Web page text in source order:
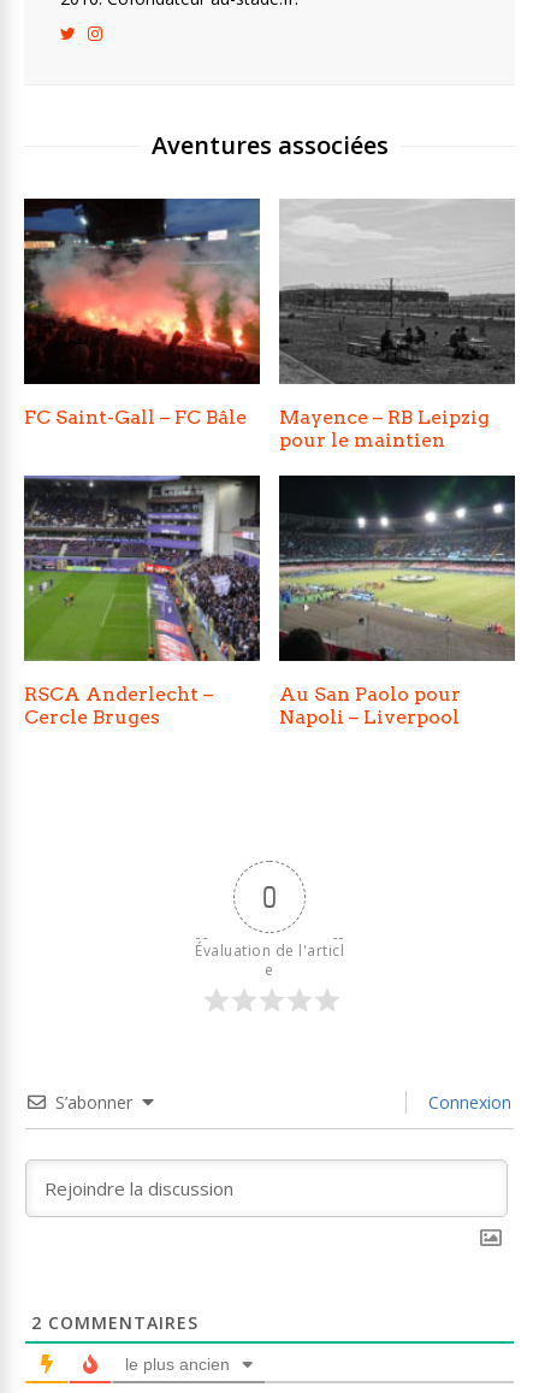
Aventures associées
FC Saint-Gall – FC Bâle
Mayence – RB Leipzig
pour le maintien
RSCA Anderlecht –
Cercle Bruges
Au San Paolo pour
Napoli – Liverpool
0
Évaluation de l'articl
e
S’abonner Connexion
2 COMMENTAIRES
le plus ancien